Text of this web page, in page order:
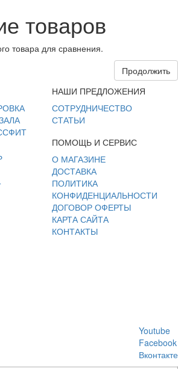
товаров
товара для сравнения.
Продолжить
НАШИ ПРЕДЛОЖЕНИЯ
СОТРУДНИЧЕСТВО
СТАТЬИ
ПОМОЩЬ И СЕРВИС
О МАГАЗИНЕ
ДОСТАВКА
ПОЛИТИКА
КОНФИДЕНЦИАЛЬНОСТИ
ДОГОВОР ОФЕРТЫ
КАРТА САЙТА
КОНТАКТЫ
Youtube
Facebook
Вконтакте